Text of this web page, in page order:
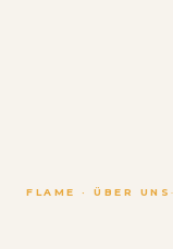
FLAME · ÜBER UNS